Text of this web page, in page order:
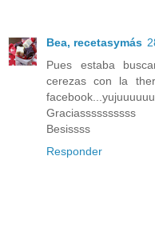
Bea, recetasymás
Pues estaba
cerezas con la
Graciassssssssss
Besissss
Responder